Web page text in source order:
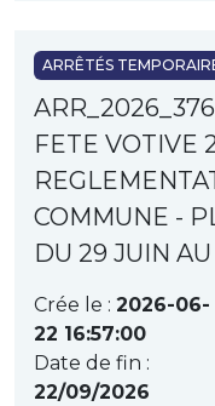
ARRÊTÉS
FETE VOTIVE
COMMUNE -
DU 29 JUIN
Crée le : 2026-06-
22 16:57:00
Date de fin :
22/09/2026